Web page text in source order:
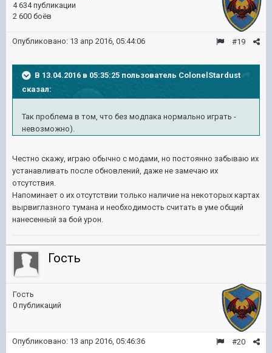
4 634 публикации
2 600 боёв
#19
Опубликовано: 13 апр 2016, 05:44:06
В 13.04.2016 в 05:35:25 пользователь ColonelStardust
сказал:
Так проблема в том, что без модпака нормально играть -
невозможно).
Честно скажу, играю обычно с модами, но постоянно забываю их
устанавливать после обновлений, даже не замечаю их
отсутствия.
Напоминает о их отсутствии только наличие на некоторых картах
вырвиглазного тумана и необходимость считать в уме общий
нанесенный за бой урон.
Гость
Гость
0 публикаций
#20
Опубликовано: 13 апр 2016, 05:46:36